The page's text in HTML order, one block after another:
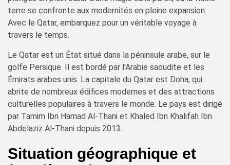
terre se confronte aux modernités en pleine expansion.
Avec le Qatar, embarquez pour un véritable voyage à
travers le temps.
Le Qatar est un État situé dans la péninsule arabe, sur le
golfe Persique. Il est bordé par l'Arabie saoudite et les
Émirats arabes unis. La capitale du Qatar est Doha, qui
abrite de nombreux édifices modernes et des attractions
culturelles populaires à travers le monde. Le pays est dirigé
par Tamim Ibn Hamad Al-Thani et Khaled Ibn Khalifah Ibn
Abdelaziz Al-Thani depuis 2013.
Situation géographique et